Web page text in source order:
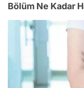
Bölüm Ne Kadar